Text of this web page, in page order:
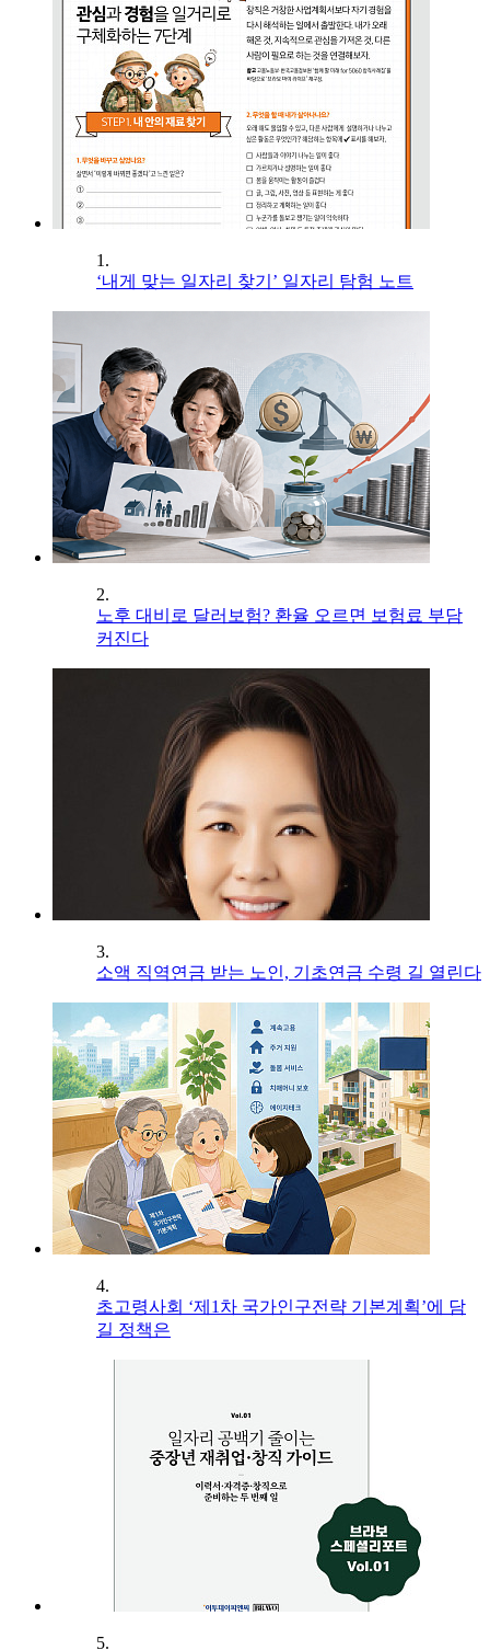
1.
‘내게 맞는 일자리 찾기’ 일자리 탐험 노트
2.
노후 대비로 달러보험? 환율 오르면 보험료 부담
커진다
3.
소액 직역연금 받는 노인, 기초연금 수령 길 열린다
4.
초고령사회 ‘제1차 국가인구전략 기본계획’에 담
길 정책은
5.